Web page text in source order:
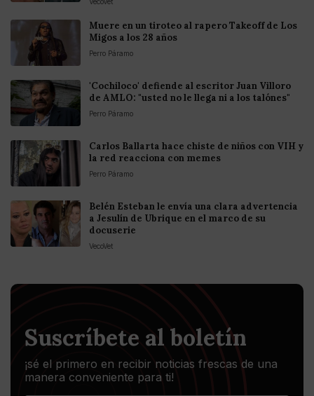
Muere en un tiroteo al rapero Takeoff de Los
Migos a los 28 años
Perro Páramo
'Cochiloco' defiende al escritor Juan Villoro
de AMLO: "usted no le llega ni a los talónes"
Perro Páramo
Carlos Ballarta hace chiste de niños con VIH y
la red reacciona con memes
Perro Páramo
Belén Esteban le envía una clara advertencia
a Jesulín de Ubrique en el marco de su
docuserie
VecoVet
Suscríbete al boletín
¡sé el primero en recibir noticias frescas de una
manera conveniente para ti!